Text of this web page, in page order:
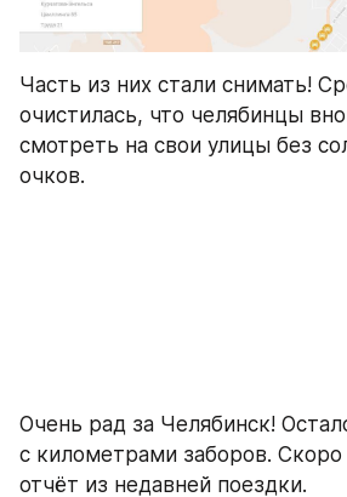
Часть из них стали снимать!
очистилась, что челябинцы
смотреть на свои улицы без
очков.
Очень рад за Челябинск!
с километрами заборов. Скоро
отчёт из недавней поездки.